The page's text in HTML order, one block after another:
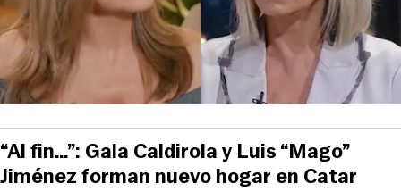
“Al fin…”: Gala Caldirola y Luis “Mago”
Jiménez forman nuevo hogar en Catar